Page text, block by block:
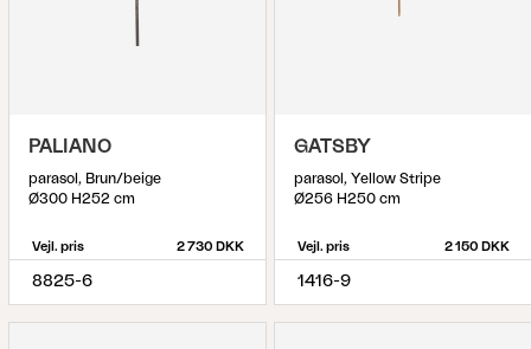
PALIANO
parasol, Brun/beige
Ø300 H252 cm
Vejl. pris 2 730 DKK
8825-6
GATSBY
parasol, Yellow Stripe
Ø256 H250 cm
Vejl. pris 2 150 DKK
1416-9